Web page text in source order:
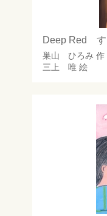
Deep Red す
巣山 ひろみ 作
三上 唯絵